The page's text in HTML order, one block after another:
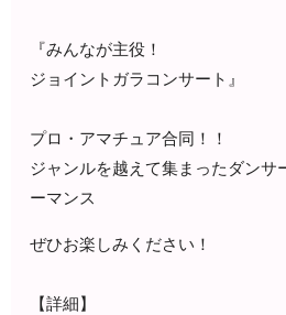
『みんなが主役！
ジョイントガラコンサート』
プロ・アマチュア合同！！
ジャンルを越えて集まったダンサ
ーマンス
ぜひお楽しみください！
【詳細】